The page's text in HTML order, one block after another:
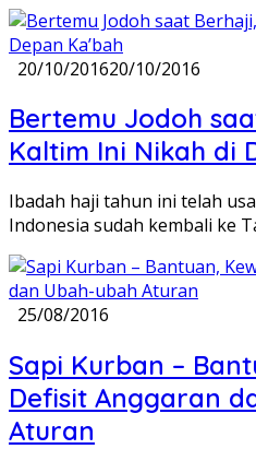
20/10/201620/10/2016
Bertemu Jodoh
Kaltim Ini Nikah di
Ibadah haji tahun ini telah
Indonesia sudah kembali ke
25/08/2016
Sapi Kurban –
Defisit Anggaran
Aturan